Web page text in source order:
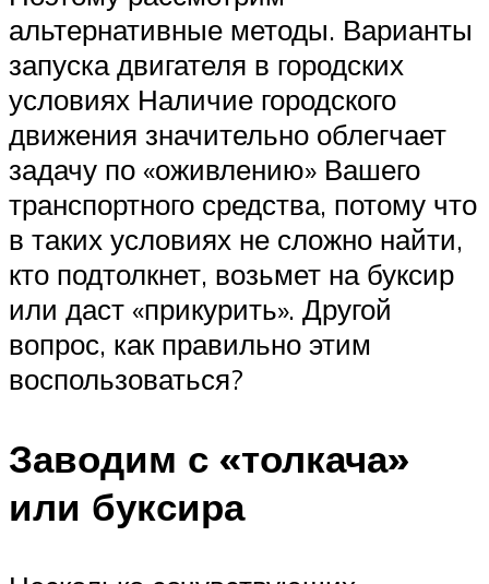
альтернативные методы. Варианты
запуска двигателя в городских
условиях Наличие городского
движения значительно облегчает
задачу по «оживлению» Вашего
транспортного средства, потому что
в таких условиях не сложно найти,
кто подтолкнет, возьмет на буксир
или даст «прикурить». Другой
вопрос, как правильно этим
воспользоваться?
Заводим с «толкача»
или буксира